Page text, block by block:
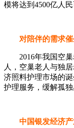
模将达到4500亿人民
对陪伴的需求催
2016年我国空巢
人，空巢老人与独
济照料护理市场的
护理服务，缓解孤独
中国银发经济产